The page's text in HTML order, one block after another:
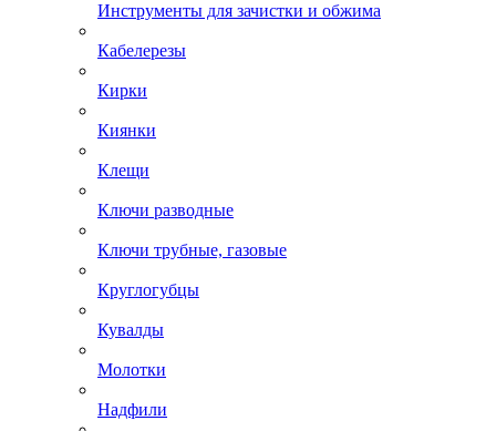
Инструменты для зачистки и обжима
Кабелерезы
Кирки
Киянки
Клещи
Ключи разводные
Ключи трубные, газовые
Круглогубцы
Кувалды
Молотки
Надфили